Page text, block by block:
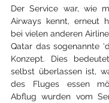
Der Service war, wie
Airways kennt, erneut
bei vielen anderen
Qatar das sogenannte
Konzept. Dies
selbst überlassen ist,
des Fluges essen
Abflug wurden vom